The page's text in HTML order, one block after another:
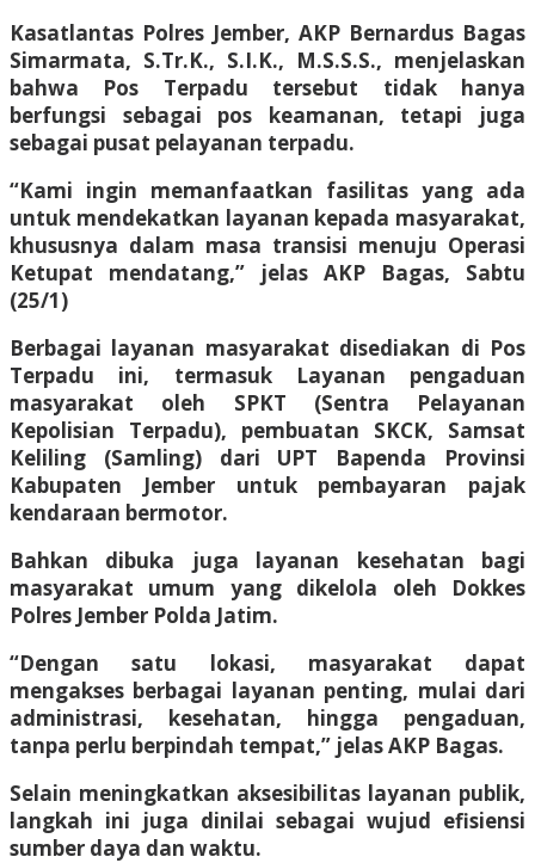
Kasatlantas Polres Jember, AKP Bernardus Bagas
Simarmata, S.Tr.K., S.I.K., M.S.S.S., menjelaskan
bahwa Pos Terpadu tersebut tidak hanya
berfungsi sebagai pos keamanan, tetapi juga
sebagai pusat pelayanan terpadu.
“Kami ingin memanfaatkan fasilitas yang ada
untuk mendekatkan layanan kepada masyarakat,
khususnya dalam masa transisi menuju Operasi
Ketupat mendatang,” jelas AKP Bagas, Sabtu
(25/1)
Berbagai layanan masyarakat disediakan di Pos
Terpadu ini, termasuk Layanan pengaduan
masyarakat oleh SPKT (Sentra Pelayanan
Kepolisian Terpadu), pembuatan SKCK, Samsat
Keliling (Samling) dari UPT Bapenda Provinsi
Kabupaten Jember untuk pembayaran pajak
kendaraan bermotor.
Bahkan dibuka juga layanan kesehatan bagi
masyarakat umum yang dikelola oleh Dokkes
Polres Jember Polda Jatim.
“Dengan satu lokasi, masyarakat dapat
mengakses berbagai layanan penting, mulai dari
administrasi, kesehatan, hingga pengaduan,
tanpa perlu berpindah tempat,” jelas AKP Bagas.
Selain meningkatkan aksesibilitas layanan publik,
langkah ini juga dinilai sebagai wujud efisiensi
sumber daya dan waktu.